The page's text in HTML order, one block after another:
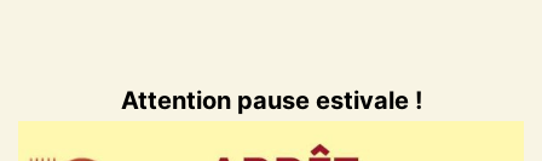
Attention pause estivale !